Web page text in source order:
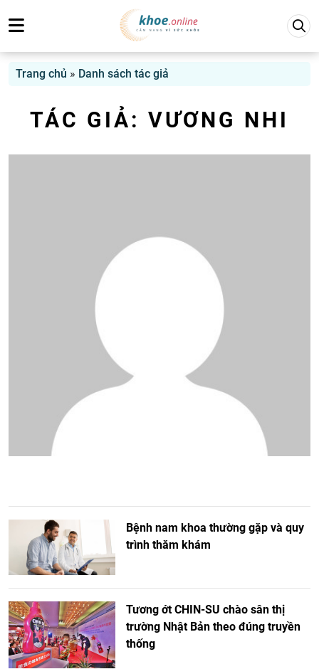
Trang chủ » Danh sách tác giả
TÁC GIẢ: VƯƠNG NHI
Bệnh nam khoa thường gặp và quy
trình thăm khám
Tương ớt CHIN-SU chào sân thị
trường Nhật Bản theo đúng truyền
thống